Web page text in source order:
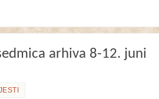
arhiva 8-12. juni